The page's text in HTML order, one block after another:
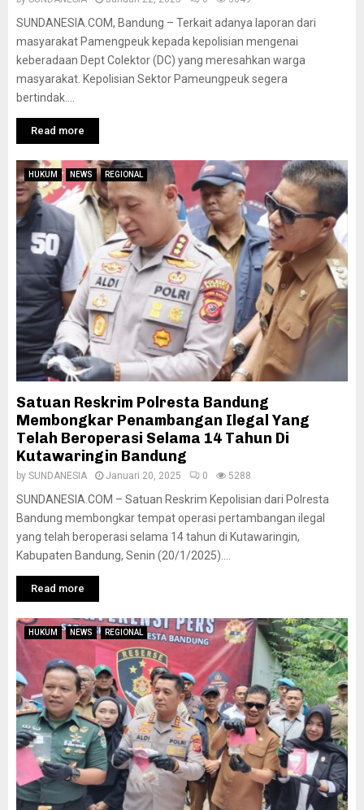
SUNDANESIA.COM, Bandung – Terkait adanya laporan dari
masyarakat Pamengpeuk kepada kepolisian mengenai
keberadaan Dept Colektor (DC) yang meresahkan warga
masyarakat. Kepolisian Sektor Pameungpeuk segera
bertindak....
Read more
HUKUM NEWS REGIONAL
Satuan Reskrim Polresta Bandung
Membongkar Penambangan Ilegal Yang
Telah Beroperasi Selama 14 Tahun Di
Kutawaringin Bandung
by SUNDANESIA Januari 20, 2025 0 5288
SUNDANESIA.COM – Satuan Reskrim Kepolisian dari Polresta
Bandung membongkar tempat operasi pertambangan ilegal
yang telah beroperasi selama 14 tahun di Kutawaringin,
Kabupaten Bandung, Senin (20/1/2025)....
Read more
HUKUM NEWS REGIONAL